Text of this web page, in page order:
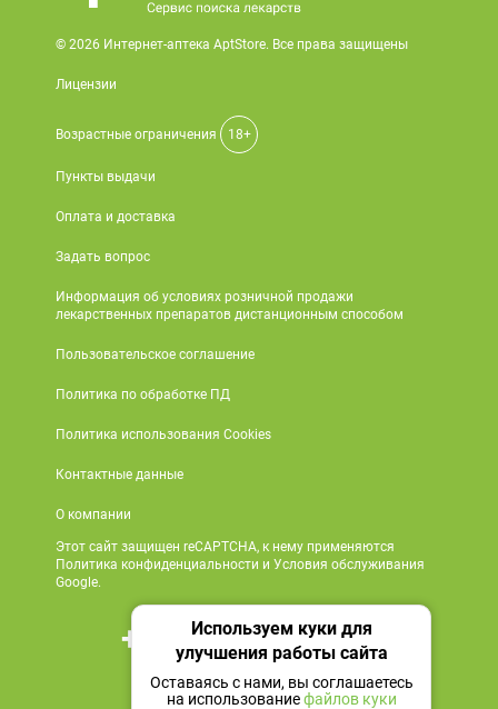
© 2026 Интернет-аптека AptStore. Все права защищены
Лицензии
Возрастные ограничения 18+
Пункты выдачи
Оплата и доставка
Задать вопрос
Информация об условиях розничной продажи
лекарственных препаратов дистанционным способом
Пользовательское соглашение
Политика по обработке ПД
Политика использования Cookies
Контактные данные
О компании
Этот сайт защищен reCAPTCHA, к нему применяются
Политика конфиденциальности и Условия обслуживания
Google.
+7 495 419 18 18
Мы в социальных сетях
Используем куки для
улучшения работы сайта
Оставаясь с нами, вы соглашаетесь
на использованиефайлов куки